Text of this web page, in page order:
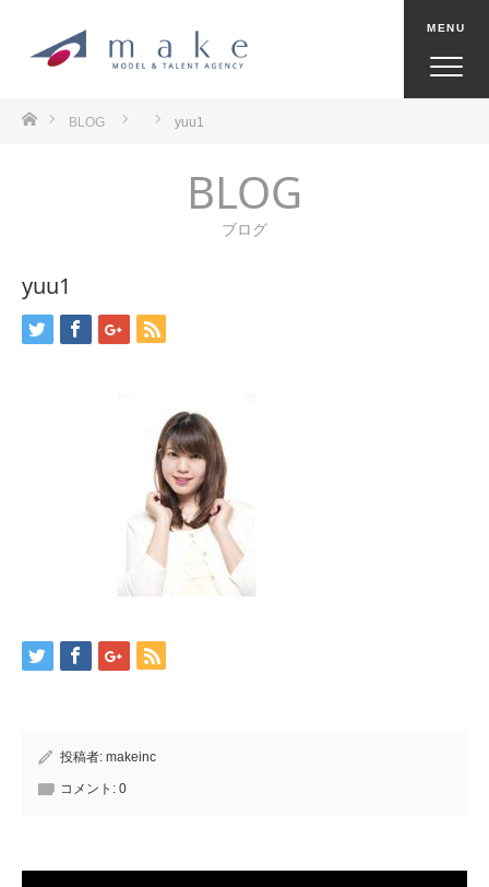
ホームBLOG yuu1
BLOG
ブログ
yuu1
投稿者: makeinc
コメント: 0